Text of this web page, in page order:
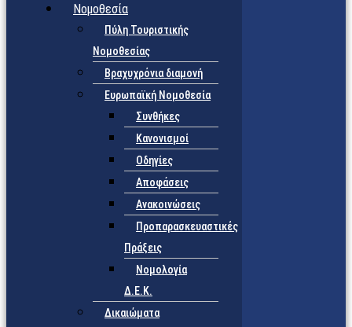
Νομοθεσία
Πύλη Τουριστικής
Νομοθεσίας
Βραχυχρόνια διαμονή
Ευρωπαϊκή Νομοθεσία
Συνθήκες
Κανονισμοί
Οδηγίες
Αποφάσεις
Ανακοινώσεις
Προπαρασκευαστικές
Πράξεις
Νομολογία
Δ.Ε.Κ.
Δικαιώματα